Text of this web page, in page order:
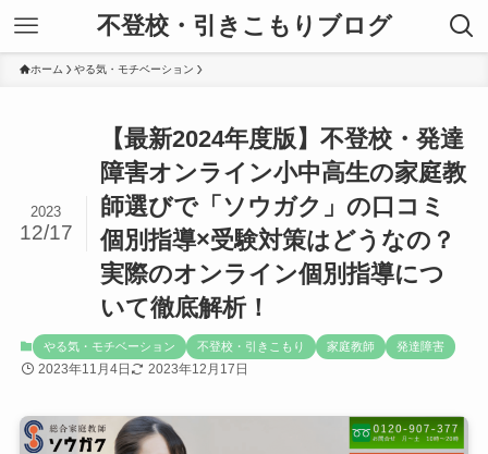
不登校・引きこもりブログ
ホーム やる気・モチベーション
【最新2024年度版】不登校・発達
障害オンライン小中高生の家庭教
師選びで「ソウガク」の口コミ
個別指導×受験対策はどうなの？
実際のオンライン個別指導につ
いて徹底解析！
2023
12/17
やる気・モチベーション 不登校・引きこもり 家庭教師 発達障害
2023年11月4日 2023年12月17日